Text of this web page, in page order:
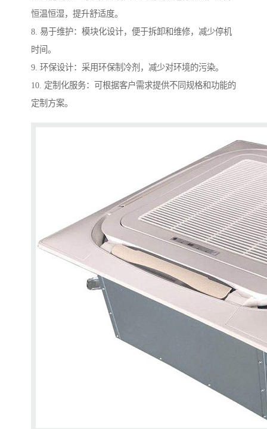
恒温恒湿，提升舒适度。
8. 易于维护：模块化设计，便于拆卸和维修，减少停机
时间。
9. 环保设计：采用环保制冷剂，减少对环境的污染。
10. 定制化服务：可根据客户需求提供不同规格和功能的
定制方案。